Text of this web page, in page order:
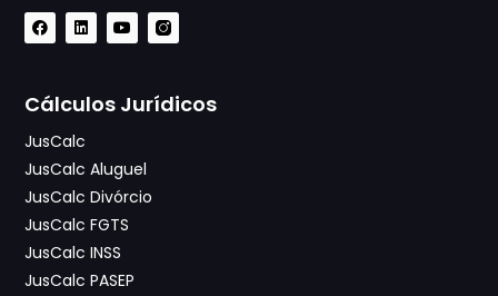
Cálculos Jurídicos
JusCalc
JusCalc Aluguel
JusCalc Divórcio
JusCalc FGTS
JusCalc INSS
JusCalc PASEP